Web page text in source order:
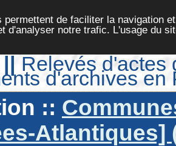
permettent de faciliter la navigation
d'analyser notre trafic. L'usage du
|| Relevés d'actes
d'archives en
::
Atlantiques]